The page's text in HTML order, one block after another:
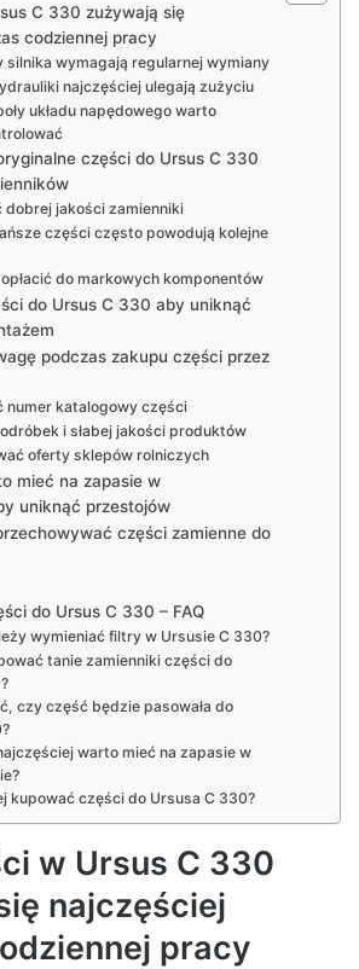
C 330 zużywają się
codziennej pracy
silnika wymagają regularnej wymiany
najczęściej ulegają zużyciu
układu napędowego warto
części do Ursus C 330
dobrej jakości zamienniki
części często powodują kolejne
do markowych komponentów
do Ursus C 330 aby uniknąć
podczas zakupu części przez
numer katalogowy części
i słabej jakości produktów
oferty sklepów rolniczych
mieć na zapasie w
uniknąć przestojów
części zamienne do
do Ursus C 330 – FAQ
wymieniać filtry w Ursusie C 330?
tanie zamienniki części do
czy część będzie pasowała do
warto mieć na zapasie w
kupować części do Ursusa C 330?
w Ursus C 330
najczęściej
pracy